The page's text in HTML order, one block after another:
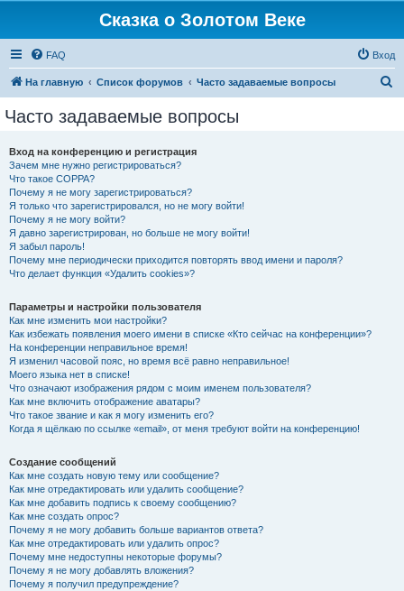
Сказка о Золотом Веке
FAQ Вход
На главную Список форумов Часто задаваемые вопросы
Часто задаваемые вопросы
Вход на конференцию и регистрация
Зачем мне нужно регистрироваться?
Что такое COPPA?
Почему я не могу зарегистрироваться?
Я только что зарегистрировался, но не могу войти!
Почему я не могу войти?
Я давно зарегистрирован, но больше не могу войти!
Я забыл пароль!
Почему мне периодически приходится повторять ввод имени и пароля?
Что делает функция «Удалить cookies»?
Параметры и настройки пользователя
Как мне изменить мои настройки?
Как избежать появления моего имени в списке «Кто сейчас на конференции»?
На конференции неправильное время!
Я изменил часовой пояс, но время всё равно неправильное!
Моего языка нет в списке!
Что означают изображения рядом с моим именем пользователя?
Как мне включить отображение аватары?
Что такое звание и как я могу изменить его?
Когда я щёлкаю по ссылке «email», от меня требуют войти на конференцию!
Создание сообщений
Как мне создать новую тему или сообщение?
Как мне отредактировать или удалить сообщение?
Как мне добавить подпись к своему сообщению?
Как мне создать опрос?
Почему я не могу добавить больше вариантов ответа?
Как мне отредактировать или удалить опрос?
Почему мне недоступны некоторые форумы?
Почему я не могу добавлять вложения?
Почему я получил предупреждение?